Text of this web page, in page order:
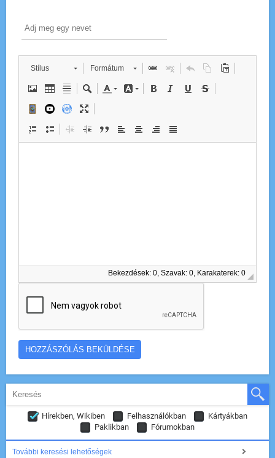
Stílus Formátum
Bekezdések: 0, Szavak: 0, Karakaterek: 0
Hírekben, Wikiben Felhasználókban
Kártyákban
Paklikban
Fórumokban
További keresési lehetőségek